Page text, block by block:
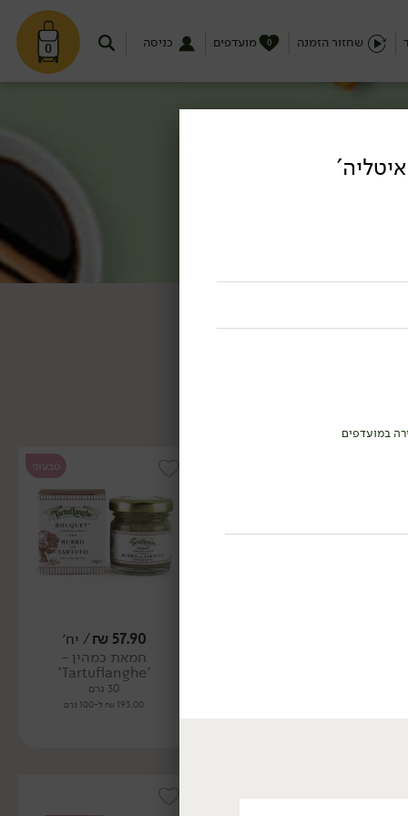
0 שחזור הזמנה מועדפים 0 כניסה
טבעוני
57.90
₪/ יח׳
חמאת כמהין -
'Tartuflanghe'
30 גרם
193.00 ₪ ל-100 גרם
במועדפים